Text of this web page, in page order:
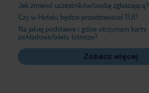
Jak zmienić uczestników/osobę zgłaszającą?
Czy w Hotelu będzie przedstawiciel TUI?
Na jakiej podstawie i gdzie otrzymam karty
pokładowe/bilety lotnicze?
Zobacz więcej